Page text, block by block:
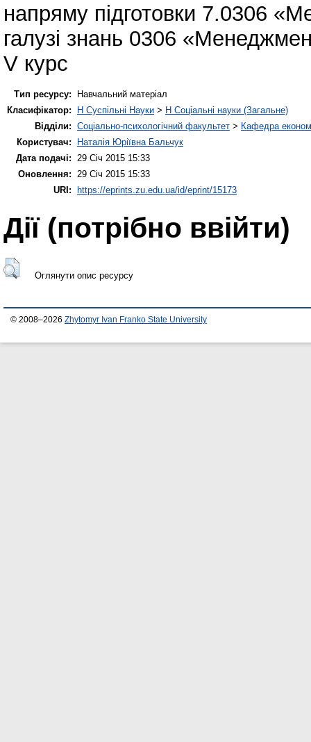
напряму підготовки 7.0306
галузі знань 0306
V курс
Тип ресурсу:
Навчальний матеріал
Класифікатор:
H Суспільні Науки > H Соціальні науки (Загальне)
Відділи: Соціально-психологічний факультет > Кафедра
Користувач:
Наталія Юріївна Бальчук
Дата подачі:
29 Січ 2015 15:33
Оновлення:
29 Січ 2015 15:33
URI: https://eprints.zu.edu.ua/id/eprint/15173
Дії ​​(потрібно ввійти)
Оглянути опис ресурсу
© 2008–2026 Zhytomyr Ivan Franko State University